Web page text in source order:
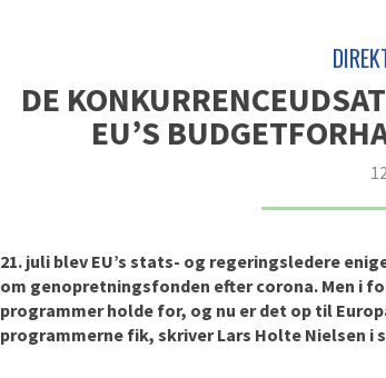
DE
EU’S
21. juli blev EU’s stats- og regeringsledere
om genopretningsfonden efter corona. Men i
programmer holde for, og nu er det op til
programmerne fik, skriver Lars Holte Nielsen i